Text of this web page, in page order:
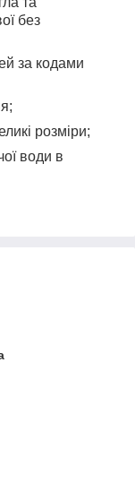
без
за кодами
розміри;
води в